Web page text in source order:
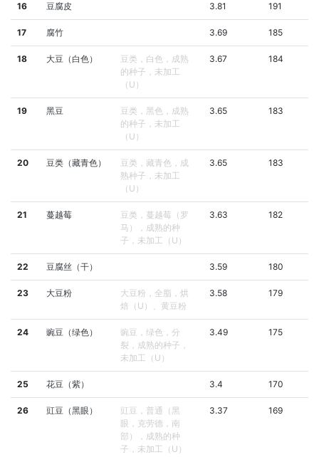
16 豆腐皮 3.81 191
17 腐竹 3.69 185
18 大豆（白色）
豆类，白色，成熟
的种子，未加工
（U）
3.67 184
19 黑豆
豆类，黑色，成熟
的种子，未加工
（U）
3.65 183
20 豆类（藏青色）
豆类，藏青色，成
熟种子，未加工
（U）
3.65 183
21 蔓越莓
豆类，蔓越莓（罗
马），成熟的种
子，未加工（U）
3.63 182
22 豆腐丝（干） 3.59 180
23 大豆粉
大豆粉，全脂，烘
焙（U）、黄豆粉
3.58 179
24 豌豆（绿色）
豌豆，绿色，分
裂，成熟的种子，
未加工（U）
3.49 175
25 花豆（紫） 3.4 170
26 豇豆（黑眼）
豇豆，普通（黑
眼，克劳德，南
部），成熟的种
子，未加工（U）
3.37 169